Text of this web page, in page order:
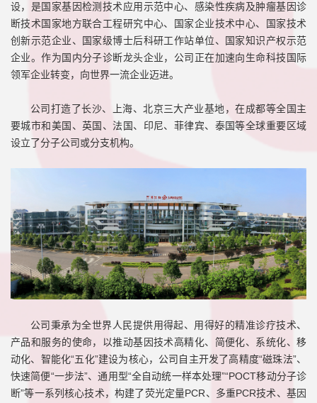
设，是国家基因检测技术应用示范中心、感染性疾病及肿瘤基因诊
断技术国家地方联合工程研究中心、国家企业技术中心、国家技术
创新示范企业、国家级博士后科研工作站单位、国家知识产权示范
企业。作为国内分子诊断龙头企业，公司正在加速向生命科技国际
领军企业转变，向世界一流企业迈进。
公司打造了长沙、上海、北京三大产业基地，在成都等全国主
要城市和美国、英国、法国、印尼、菲律宾、泰国等全球重要区域
设立了分子公司或分支机构。
公司秉承为全世界人民提供用得起、用得好的精准诊疗技术、
产品和服务的使命，以推动基因技术高精化、简便化、系统化、移
动化、智能化“五化”建设为核心，公司自主开发了高精度“磁珠法”、
快速简便“一步法”、通用型“全自动统一样本处理”“POCT移动分子诊
断”等一系列核心技术，构建了荧光定量PCR、多重PCR技术、基因